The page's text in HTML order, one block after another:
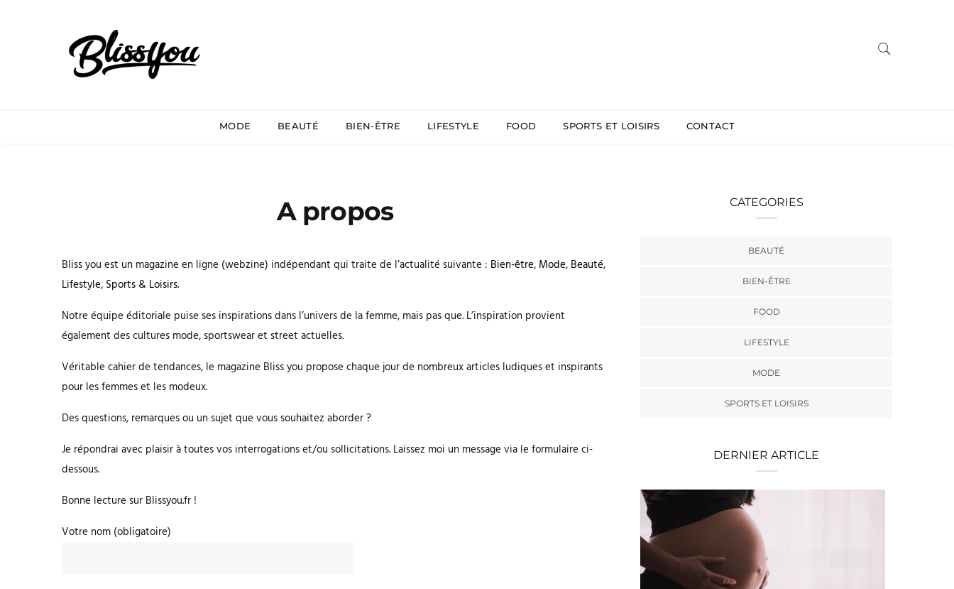
MODE BEAUTÉ BIEN-ÊTRE LIFESTYLE FOOD SPORTS ET LOISIRS CONTACT
A propos
Bliss you est un magazine en ligne (webzine) indépendant qui traite de l’actualité suivante : Bien-être, Mode, Beauté,
Lifestyle, Sports & Loisirs.
Notre équipe éditoriale puise ses inspirations dans l’univers de la femme, mais pas que. L’inspiration provient
également des cultures mode, sportswear et street actuelles.
Véritable cahier de tendances, le magazine Bliss you propose chaque jour de nombreux articles ludiques et inspirants
pour les femmes et les modeux.
Des questions, remarques ou un sujet que vous souhaitez aborder ?
Je répondrai avec plaisir à toutes vos interrogations et/ou sollicitations. Laissez moi un message via le formulaire ci-
dessous.
Bonne lecture sur Blissyou.fr !
Votre nom (obligatoire)
CATEGORIES
BEAUTÉ
BIEN-ÊTRE
FOOD
LIFESTYLE
MODE
SPORTS ET LOISIRS
DERNIER ARTICLE